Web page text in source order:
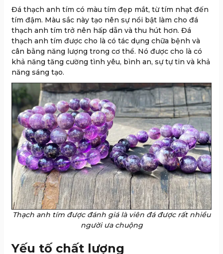
Đá thạch anh tím có màu tím đẹp mắt, từ tím nhạt đến
tím đậm. Màu sắc này tạo nên sự nổi bật làm cho đá
thạch anh tím trở nên hấp dẫn và thu hút hơn. Đá
thạch anh tím được cho là có tác dụng chữa bệnh và
cân bằng năng lượng trong cơ thể. Nó được cho là có
khả năng tăng cường tình yêu, bình an, sự tự tin và khả
năng sáng tạo.
Thạch anh tím được đánh giá là viên đá được rất nhiều
người ưa chuộng
Yếu tố chất lượng